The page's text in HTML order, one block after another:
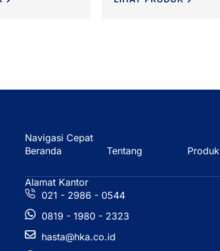
Navigasi Cepat
Beranda
Tentang Produk
Alamat Kantor
021 - 2986 - 0544
0819 - 1980 - 2323
hasta@hka.co.id